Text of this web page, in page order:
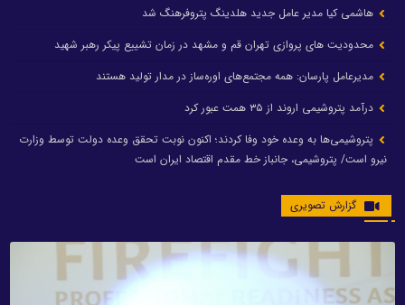
هاشمی کیا مدیر عامل جدید هلدینگ پتروفرهنگ شد
محدودیت های پروازی تهران قم و مشهد در زمان تشییع پیکر رهبر شهید
مدیرعامل پارسان: همه مجتمع‌های اوره‌ساز در مدار تولید هستند
درآمد پتروشیمی اروند از ۳۵ همت عبور کرد
پتروشیمی‌ها به وعده خود وفا کردند؛ اکنون نوبت تحقق وعده دولت توسط وزارت
نیرو است/ پتروشیمی، جانباز خط مقدم اقتصاد ایران است
گزارش تصویری